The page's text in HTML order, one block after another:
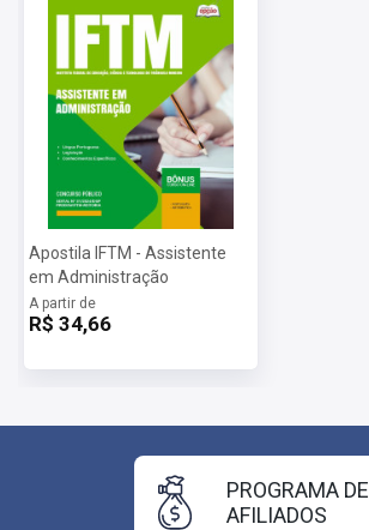
Apostila IFTM - Assistente
em Administração
A partir de
R$ 34,66
PROGRAMA DE
AFILIADOS